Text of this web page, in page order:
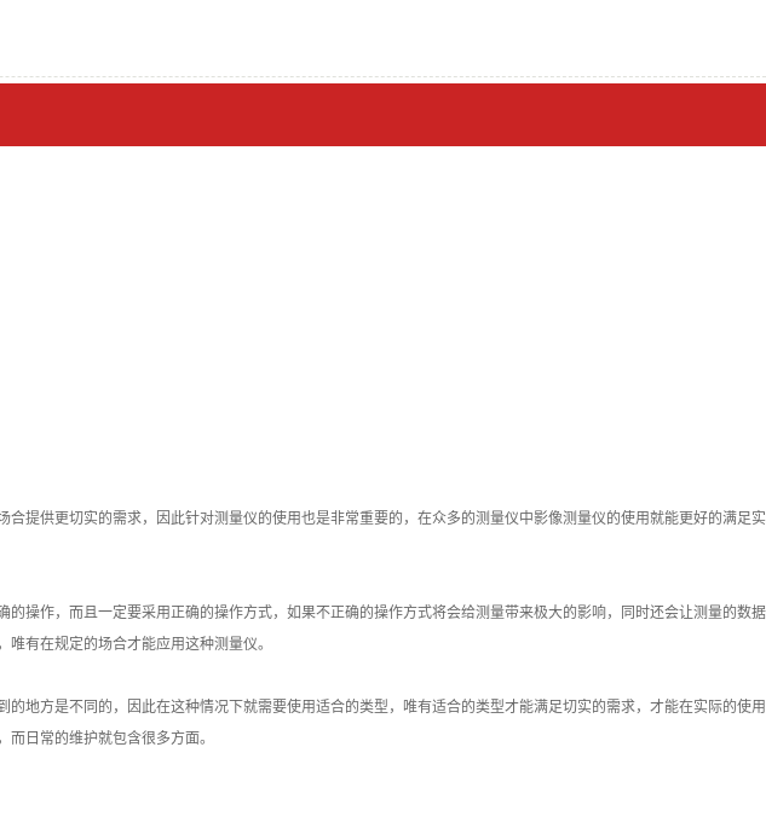
提供更切实的需求，因此针对测量仪的使用也是非常重要的，在众多的测量仪中影像测量仪的使用就能更好的满足实
操作，而且一定要采用正确的操作方式，如果不正确的操作方式将会给测量带来极大的影响，同时还会让测量的数据
有在规定的场合才能应用这种测量仪。
地方是不同的，因此在这种情况下就需要使用适合的类型，唯有适合的类型才能满足切实的需求，才能在实际的使用
日常的维护就包含很多方面。